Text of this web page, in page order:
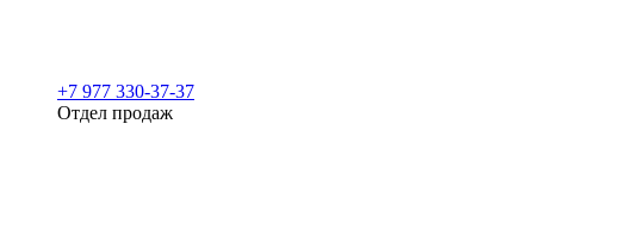
+7 977 330-37-37
Отдел продаж